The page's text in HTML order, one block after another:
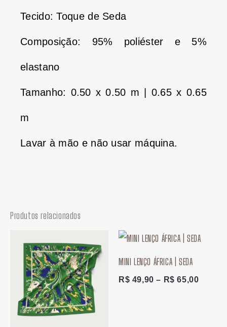
Tecido: Toque de Seda
Composição: 95% poliéster e 5%
elastano
Tamanho: 0.50 x 0.50 m | 0.65 x 0.65
m
Lavar à mão e não usar máquina.
Produtos relacionados
de
preço:
R$ 49,90
através
R$ 65,00
MINI LENÇO ÁFRICA | SEDA
R$ 49,90 – R$ 65,00
Faixa